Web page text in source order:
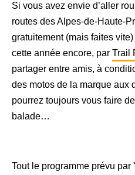
Si vous avez envie d’aller
routes des Alpes-de-Haute-
gratuitement (mais faites
cette année encore, par Trail
partager entre amis, à
des motos de la marque
pourrez toujours vous faire
balade…
Tout le programme prévu par